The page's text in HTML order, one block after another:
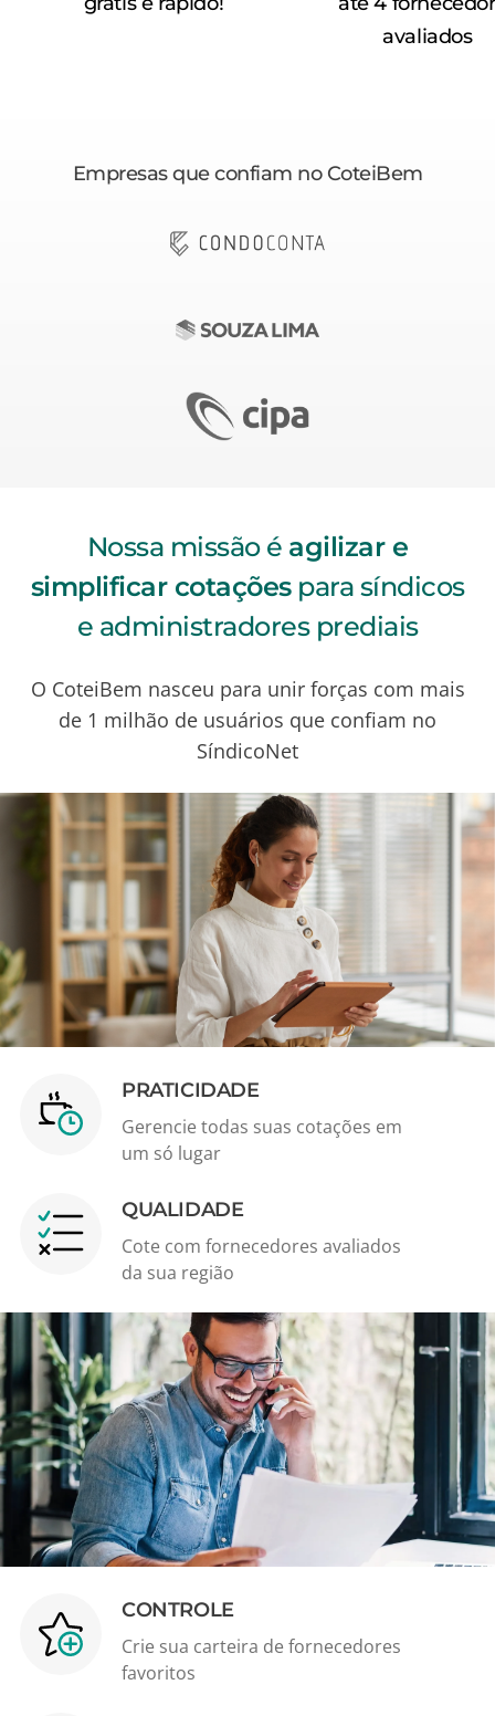
avaliados
Empresas que confiam no CoteiBem
Nossa missão é agilizar e
simplificar cotaçõespara síndicos
e administradores prediais
O CoteiBem nasceu para unir forças com mais
de 1 milhão de usuários que confiam no
SíndicoNet
PRATICIDADE
Gerencie todas suas cotações em
um só lugar
QUALIDADE
Cote com fornecedores avaliados
da sua região
CONTROLE
Crie sua carteira de fornecedores
favoritos